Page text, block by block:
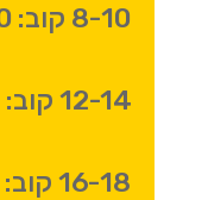
8-10 קוב: 900-1100 ש"ח.
12-14 קוב: 1300-1500 ש"ח.
16-18 קוב: 1700-1900 ש"ח.